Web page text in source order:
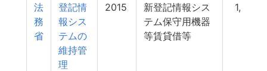
法
務
省
登記情
報シス
テムの
維持管
理
2015
新登記情報シス
テム保守用機器
等賃貸借等
1,385